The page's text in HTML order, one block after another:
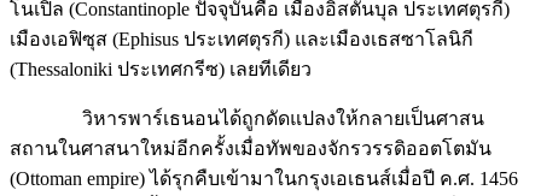
โนเปิล (Constantinople ปัจจุบันคือ เมืองอิสตันบุล ประเทศตุรกี)
เมืองเอฟิซุส (Ephisus ประเทศตุรกี) และเมืองเธสซาโลนิกี
(Thessaloniki ประเทศกรีซ) เลยทีเดียว
วิหารพาร์เธนอนได้ถูกดัดแปลงให้กลายเป็นศาสน
สถานในศาสนาใหม่อีกครั้งเมื่อทัพของจักรวรรดิออตโตมัน
(Ottoman empire) ได้รุกคืบเข้ามาในกรุงเอเธนส์เมื่อปี ค.ศ. 1456